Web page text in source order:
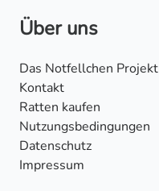
Über uns
Das Notfellchen Projekt
Kontakt
Ratten kaufen
Nutzungsbedingungen
Datenschutz
Impressum